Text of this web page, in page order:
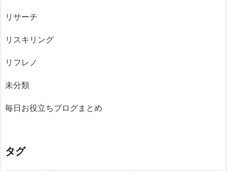
リサーチ
リスキリング
リフレノ
未分類
毎日お役立ちブログまとめ
タグ